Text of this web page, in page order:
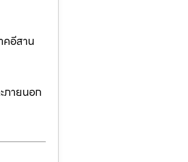
คอีสาน
ภายนอก